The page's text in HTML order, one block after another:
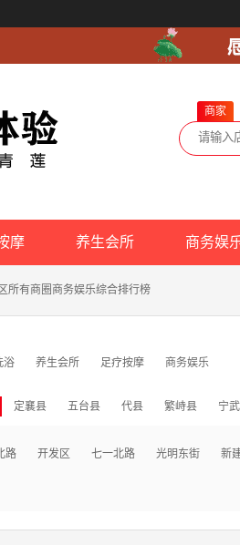
商家
摩 养生会所 商务娱
所有商圈商务娱乐综合排行榜
浴 养生会所 足疗按摩 商务娱乐
定襄县 五台县 代县 繁峙县 宁
路 开发区 七一北路 光明东街 新